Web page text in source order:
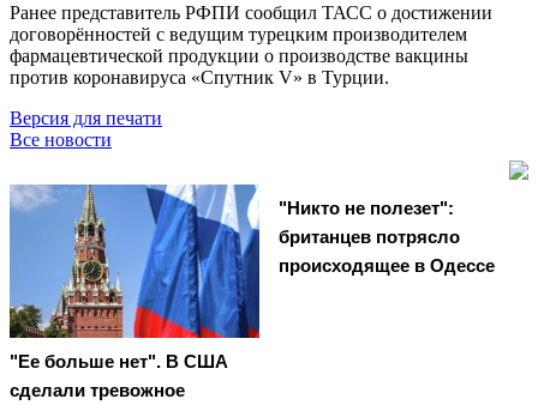
Ранее представитель РФПИ сообщил ТАСС о достижении
договорённостей с ведущим турецким производителем
фармацевтической продукции о производстве вакцины
против коронавируса «Спутник V» в Турции.
Версия для печати
Все новости
"Ее больше нет". В США
сделали тревожное
"Никто не полезет":
британцев потрясло
происходящее в Одессе